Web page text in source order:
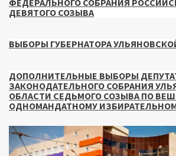
ДЕВЯТОГО СОЗЫВА
ВЫБОРЫ ГУБЕРНАТОРА
ДОПОЛНИТЕЛЬНЫЕ ВЫБОРЫ
ЗАКОНОДАТЕЛЬНОГО СОБРАНИЯ
ОБЛАСТИ СЕДЬМОГО СОЗЫВА ПО
ОДНОМАНДАТНОМУ